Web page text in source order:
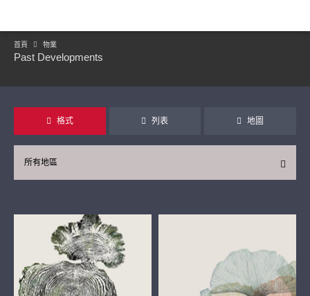
首頁 物業
Past Developments
格式 列表 地圖
所有地區